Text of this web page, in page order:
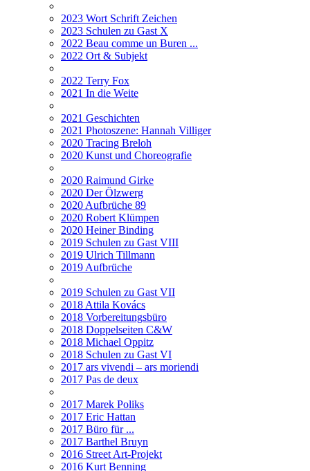
2023 Wort Schrift Zeichen
2023 Schulen zu Gast X
2022 Beau comme un Buren ...
2022 Ort & Subjekt
2022 Terry Fox
2021 In die Weite
2021 Geschichten
2021 Photoszene: Hannah Villiger
2020 Tracing Breloh
2020 Kunst und Choreografie
2020 Raimund Girke
2020 Der Ölzwerg
2020 Aufbrüche 89
2020 Robert Klümpen
2020 Heiner Binding
2019 Schulen zu Gast VIII
2019 Ulrich Tillmann
2019 Aufbrüche
2019 Schulen zu Gast VII
2018 Attila Kovács
2018 Vorbereitungsbüro
2018 Doppelseiten C&W
2018 Michael Oppitz
2018 Schulen zu Gast VI
2017 ars vivendi – ars moriendi
2017 Pas de deux
2017 Marek Poliks
2017 Eric Hattan
2017 Büro für ...
2017 Barthel Bruyn
2016 Street Art-Projekt
2016 Kurt Benning